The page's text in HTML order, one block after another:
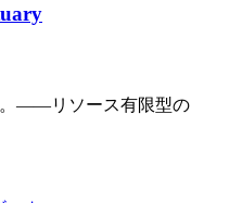
――リソース有限型の